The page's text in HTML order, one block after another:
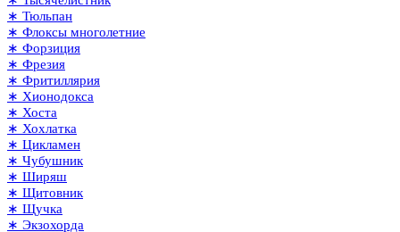
∗ Тюльпан
∗ Флоксы многолетние
∗ Форзиция
∗ Фрезия
∗ Фритиллярия
∗ Хионодокса
∗ Хоста
∗ Хохлатка
∗ Цикламен
∗ Чубушник
∗ Ширяш
∗ Щитовник
∗ Щучка
∗ Экзохорда